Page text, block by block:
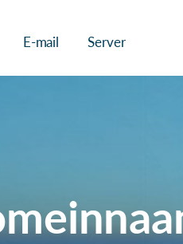
E-mail Server